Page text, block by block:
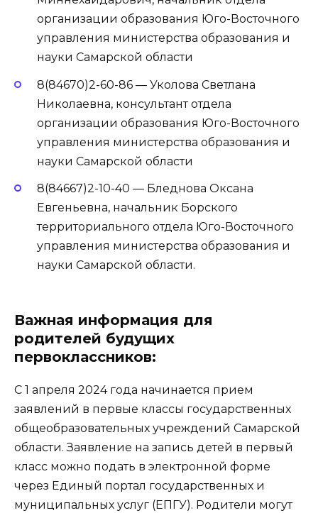
организации образования Юго-Восточного
управления министерства образования и
науки Самарской области
8(84670)2-60-86 — Уколова Светлана
Николаевна, консультант отдела
организации образования Юго-Восточного
управления министерства образования и
науки Самарской области
8(84667)2-10-40 — Бледнова Оксана
Евгеньевна, начальник Борского
территориального отдела Юго-Восточного
управления министерства образования и
науки Самарской области.
Важная информация для
родителей будущих
первоклассников:
С 1 апреля 2024 года начинается прием
заявлений в первые классы государственных
общеобразовательных учреждений Самарской
области. Заявление на запись детей в первый
класс можно подать в электронной форме
через Единый портал государственных и
муниципальных услуг (ЕПГУ). Родители могут